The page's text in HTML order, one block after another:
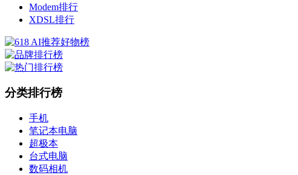
Modem排行
XDSL排行
分类排行榜
手机
笔记本电脑
超极本
台式电脑
数码相机